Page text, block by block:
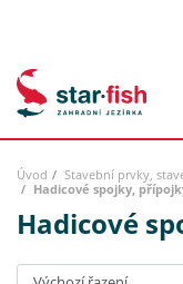
Úvod
Stavební prvky,
Hadicové spojky,
Hadicové
Seřadit: